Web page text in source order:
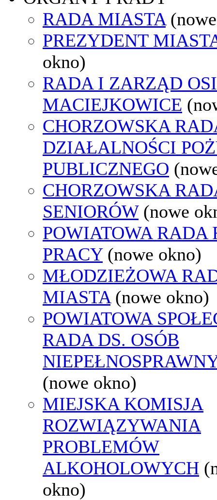
RADA MIASTA
PREZYDENT
okno)
RADA I ZARZĄD
MACIEJKOWICE
CHORZOWSKA
DZIAŁALNOŚCI
PUBLICZNEGO
CHORZOWSKA
SENIORÓW (nowe
POWIATOWA RADA
PRACY (nowe okno)
MŁODZIEŻOWA
MIASTA (nowe okno)
POWIATOWA
RADA DS. OSÓB
(nowe okno)
MIEJSKA KOMISJA
ROZWIĄZYWANIA
PROBLEMÓW
ALKOHOLOWYCH
okno)